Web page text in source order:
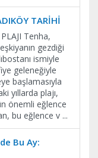
TARİHİ
Tenha,
gezdiği
ismiyle
geleneğiyle
başlamasıyla
yıllarda plajı,
önemli eğlence
bu eğlence v ...
Bu Ay: